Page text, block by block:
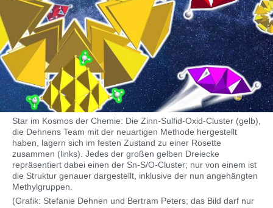
Star im Kosmos der Chemie: Die Zinn-Sulfid-Oxid-Cluster (gelb),
die Dehnens Team mit der neuartigen Methode hergestellt
haben, lagern sich im festen Zustand zu einer Rosette
zusammen (links). Jedes der großen gelben Dreiecke
repräsentiert dabei einen der Sn-S/O-Cluster; nur von einem ist
die Struktur genauer dargestellt, inklusive der nun angehängten
Methylgruppen.
(Grafik: Stefanie Dehnen und Bertram Peters; das Bild darf nur